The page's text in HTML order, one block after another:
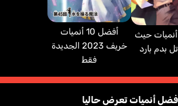
أفضل 10 أنميات حيث
بدم بارد
أفضل 10 أنميات
خريف 2023 الجديدة
فقط
أنميات تعرض حاليا